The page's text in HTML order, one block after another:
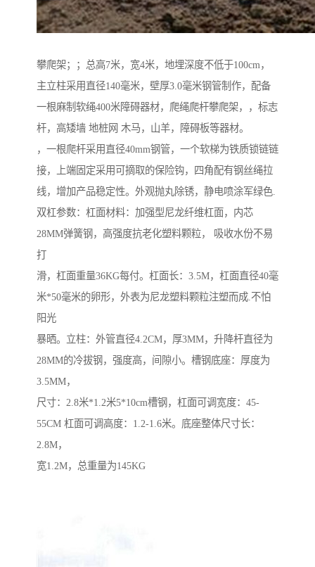
攀爬架；；总高7米，宽4米，地埋深度不低于100cm，
主立柱采用直径140毫米，壁厚3.0毫米钢管制作，配备
一根麻制软绳400米障碍器材，爬绳爬杆攀爬架，，标志
杆，高矮墙 地桩网 木马，山羊，障碍板等器材。
，一根爬杆采用直径40mm钢管，一个软梯为铁质锁链链
接，上端固定采用可摘取的保险钩，四角配有钢丝绳拉
线，增加产品稳定性。外观抛丸除锈，静电喷涂军绿色.
双杠参数：杠面材料：加强型尼龙纤维杠面，内芯
28MM弹簧钢，高强度抗老化塑料颗粒， 吸收水份不易
打
滑，杠面重量36KG每付。杠面长：3.5M，杠面直径40毫
米*50毫米的卵形，外表为尼龙塑料颗粒注塑而成.不怕
阳光
暴晒。立柱：外管直径4.2CM，厚3MM，升降杆直径为
28MM的冷拔钢，强度高，间隙小。槽钢底座：厚度为
3.5MM，
尺寸：2.8米*1.2米5*10cm槽钢，杠面可调宽度：45-
55CM 杠面可调高度：1.2-1.6米。底座整体尺寸长：
2.8M，
宽1.2M，总重量为145KG